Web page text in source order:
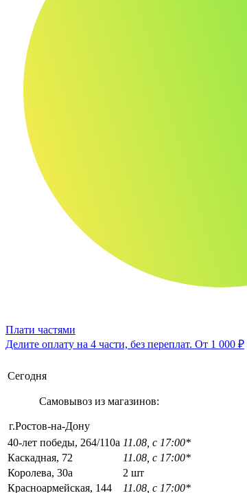
Плати частями
Делите оплату на 4 части, без переплат. От 1 000 ₽
Сегодня
Самовывоз из магазинов:
г.Ростов-на-Дону
40-лет победы, 264/110а 11.08, с 17:00*
Каскадная, 72
11.08, с 17:00*
Королева, 30а
2 шт
Красноармейская, 144
11.08, с 17:00*